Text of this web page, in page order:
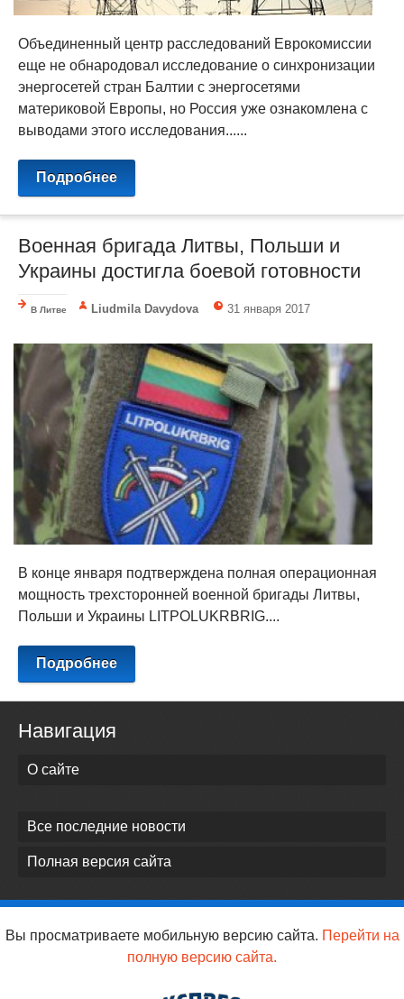
Объединенный центр расследований Еврокомиссии
еще не обнародовал исследование о синхронизации
энергосетей стран Балтии с энергосетями
материковой Европы, но Россия уже ознакомлена с
выводами этого исследования......
Подробнее
Военная бригада Литвы, Польши и
Украины достигла боевой готовности
В Литве Liudmila Davydova 31 января 2017
В конце января подтверждена полная операционная
мощность трехсторонней военной бригады Литвы,
Польши и Украины LITPOLUKRBRIG....
Подробнее
Навигация
О сайте
Все последние новости
Полная версия сайта
Вы просматриваете мобильную версию сайта. Перейти на
полную версию сайта.